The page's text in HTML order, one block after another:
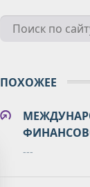
ПОХОЖЕЕ
---